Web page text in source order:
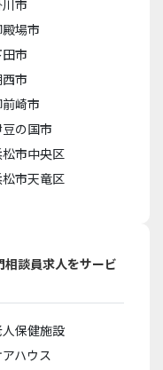
市
場市
市
市
崎市
の国市
市中央区
市天竜区
談員求人をサービ
保健施設
アハウス